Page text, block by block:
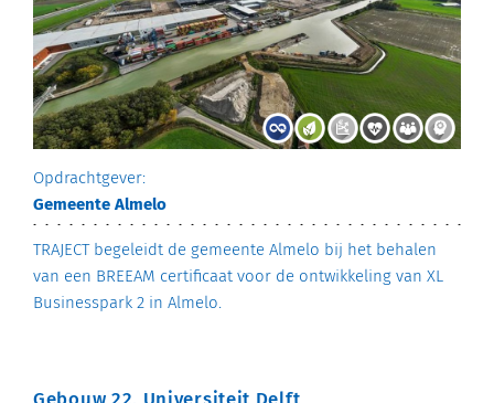
Opdrachtgever:
Gemeente Almelo
TRAJECT begeleidt de gemeente Almelo bij het behalen
van een BREEAM certificaat voor de ontwikkeling van XL
Businesspark 2 in Almelo.